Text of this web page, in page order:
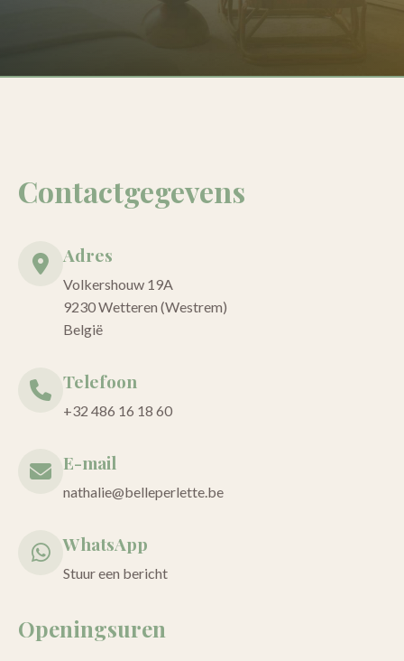
Contactgegevens
Adres
Volkershouw 19A
9230 Wetteren (Westrem)
België
Telefoon
+32 486 16 18 60
E-mail
nathalie@belleperlette.be
WhatsApp
Stuur een bericht
Openingsuren